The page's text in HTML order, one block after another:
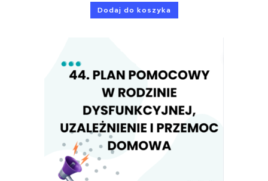
Dodaj do koszyka